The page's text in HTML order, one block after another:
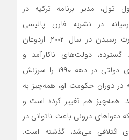
تول، مدیر برنامه ترکیه در
در نشریه فارن پالیسی
می‌نویسد: «[قبل از به‌قدرت رسیدن در سال ۲۰۰۲] اردوغان
دولت‌های ناکارآمد و
مسوولیت‌ناپذیری نهادهای دولتی در دهه ۱۹۹۰ را سرزنش
در دوران حکومت او، همه‌چیز به
همه‌چیز هم تغییر کرده است و
دعواهای درونی باعث ناتوانی در
ائتلافی می‌شد، گذشته است.